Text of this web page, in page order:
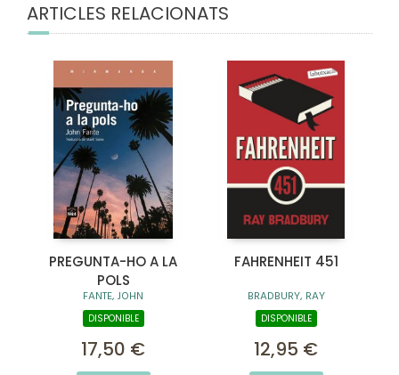
ARTICLES RELACIONATS
PREGUNTA-HO A LA
POLS
FANTE, JOHN
DISPONIBLE
17,50 €
FAHRENHEIT 451
BRADBURY, RAY
DISPONIBLE
12,95 €